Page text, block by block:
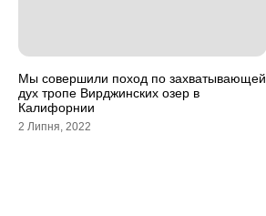
Мы совершили поход по захватывающей
дух тропе Вирджинских озер в
Калифорнии
2 Липня, 2022